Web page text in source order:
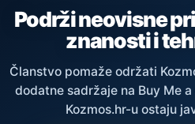
Podrži neovisne
znanosti i
Članstvo pomaže održati
dodatne sadržaje na Buy Me
Kozmos.hr-u ostaju